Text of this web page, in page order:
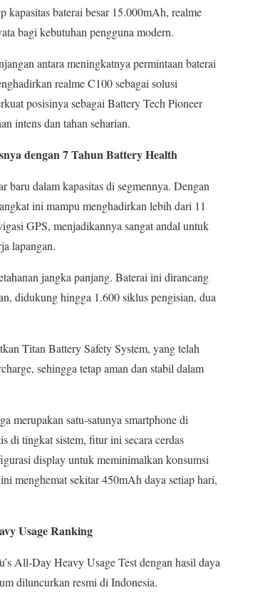
kapasitas baterai besar 15.000mAh, realme
bagi kebutuhan pengguna modern.
antara meningkatnya permintaan baterai
realme C100 sebagai solusi
posisinya sebagai Battery Tech Pioneer
intens dan tahan seharian.
dengan 7 Tahun Battery Health
dalam kapasitas di segmennya. Dengan
ini mampu menghadirkan lebih dari 11
GPS, menjadikannya sangat andal untuk
lapangan.
jangka panjang. Baterai ini dirancang
didukung hingga 1.600 siklus pengisian, dua
Titan Battery Safety System, yang telah
sehingga tetap aman dan stabil dalam
merupakan satu-satunya smartphone di
di tingkat sistem, fitur ini secara cerdas
display untuk meminimalkan konsumsi
menghemat sekitar 450mAh daya setiap hari,
Usage Ranking
All‑Day Heavy Usage Test dengan hasil daya
diluncurkan resmi di Indonesia.